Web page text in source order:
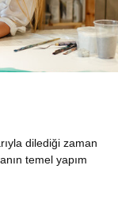
dilediği zaman
temel yapım